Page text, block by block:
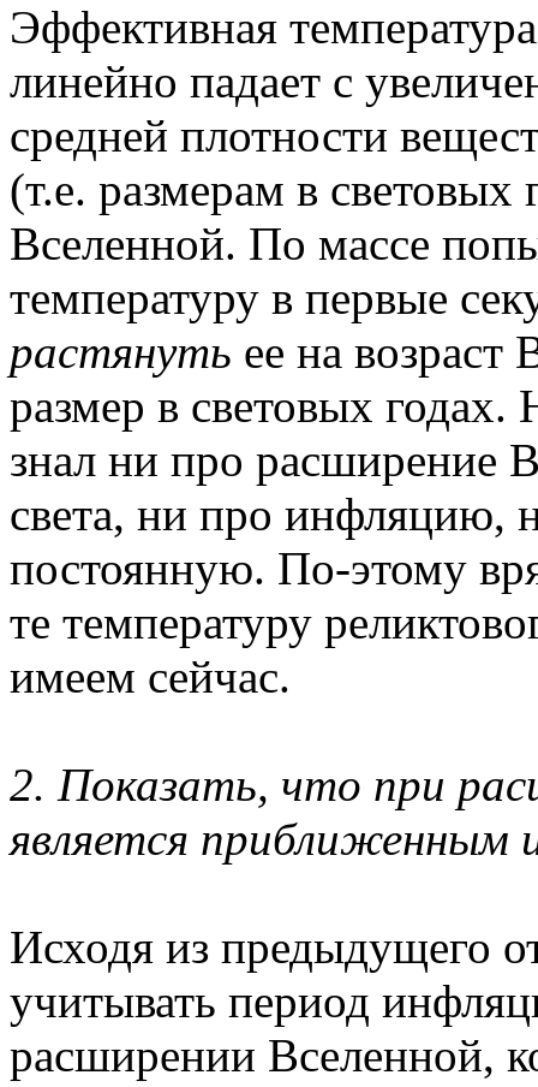
Эффективная
линейно падает с
средней плотности
(т.е. размерам в
Вселенной. По массе
температуру в первые
растянуть ее на возраст
размер в световых
знал ни про расширение
света, ни про инфляцию,
постоянную. По-этому
те температуру
имеем сейчас.
2. Показать, что при
является приближенным
Исходя из предыдущего
учитывать период
расширении Вселенной,